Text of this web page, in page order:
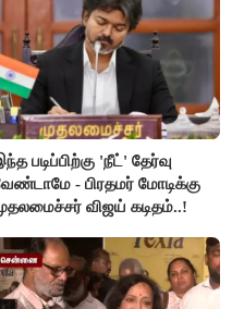
படிப்பிற்கு 'நீட்' தேர்வு
- பிரதமர் மோடிக்கு
விஜய் கடிதம்..!